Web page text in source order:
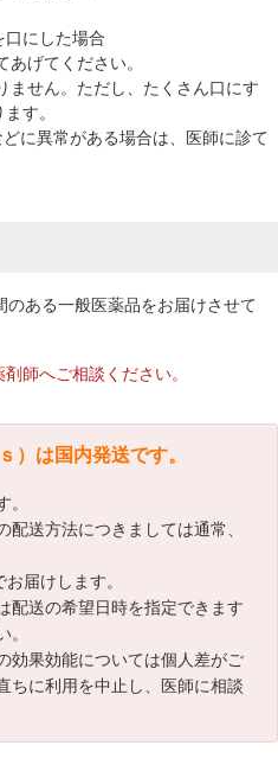
にした場合
げてください。
ません。ただし、たくさん口にす
す。
に異常がある場合は、医師に診て
ある一般医薬品をお届けさせて
師へご相談ください。
）は国内発送です。
送方法につきましては通常、
届けします。
配送の希望日時を指定できます
効果効能については個人差がご
ちに利用を中止し、医師に相談